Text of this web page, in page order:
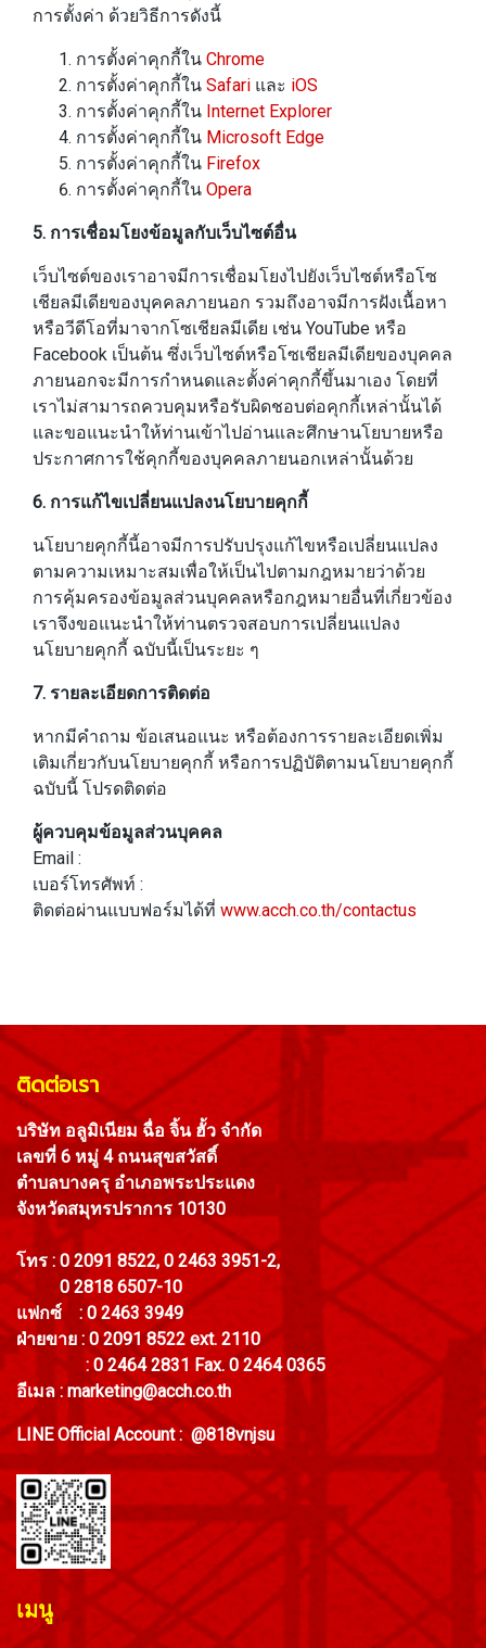
การตั้งค่า ด้วยวิธีการดังนี้
การตั้งค่าคุกกี้ใน Chrome
การตั้งค่าคุกกี้ใน Safari และ iOS
การตั้งค่าคุกกี้ใน Internet Explorer
การตั้งค่าคุกกี้ใน Microsoft Edge
การตั้งค่าคุกกี้ใน Firefox
การตั้งค่าคุกกี้ใน Opera
5. การเชื่อมโยงข้อมูลกับเว็บไซต์อื่น
เว็บไซต์ของเราอาจมีการเชื่อมโยงไปยังเว็บไซต์หรือโซ
เชียลมีเดียของบุคคลภายนอก รวมถึงอาจมีการฝังเนื้อหา
หรือวีดีโอที่มาจากโซเชียลมีเดีย เช่น YouTube หรือ
Facebook เป็นต้น ซึ่งเว็บไซต์หรือโซเชียลมีเดียของบุคคล
ภายนอกจะมีการกำหนดและตั้งค่าคุกกี้ขึ้นมาเอง โดยที่
เราไม่สามารถควบคุมหรือรับผิดชอบต่อคุกกี้เหล่านั้นได้
และขอแนะนำให้ท่านเข้าไปอ่านและศึกษานโยบายหรือ
ประกาศการใช้คุกกี้ของบุคคลภายนอกเหล่านั้นด้วย
6. การแก้ไขเปลี่ยนแปลงนโยบายคุกกี้
นโยบายคุกกี้นี้อาจมีการปรับปรุงแก้ไขหรือเปลี่ยนแปลง
ตามความเหมาะสมเพื่อให้เป็นไปตามกฎหมายว่าด้วย
การคุ้มครองข้อมูลส่วนบุคคลหรือกฎหมายอื่นที่เกี่ยวข้อง
เราจึงขอแนะนำให้ท่านตรวจสอบการเปลี่ยนแปลง
นโยบายคุกกี้ ฉบับนี้เป็นระยะ ๆ
7. รายละเอียดการติดต่อ
หากมีคำถาม ข้อเสนอแนะ หรือต้องการรายละเอียดเพิ่ม
เติมเกี่ยวกับนโยบายคุกกี้ หรือการปฏิบัติตามนโยบายคุกกี้
ฉบับนี้ โปรดติดต่อ
ผู้ควบคุมข้อมูลส่วนบุคคล
Email :
เบอร์โทรศัพท์ :
ติดต่อผ่านแบบฟอร์มได้ที่ www.acch.co.th/contactus
ติดต่อเรา
บริษัท อลูมิเนียม ฉื่อ จิ้น ฮั้ว จำกัด
เลขที่ 6 หมู่ 4 ถนนสุขสวัสดิ์
ตำบลบางครุ อำเภอพระประแดง
จังหวัดสมุทรปราการ 10130
โทร : 0 2091 8522, 0 2463 3951-2,
0 2818 6507-10
แฟกซ์ : 0 2463 3949
ฝ่ายขาย : 0 2091 8522 ext. 2110
: 0 2464 2831 Fax. 0 2464 0365
อีเมล : marketing@acch.co.th
LINE Official Account : @818vnjsu
เมนู